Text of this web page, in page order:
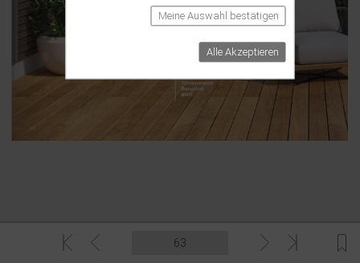
Meine Auswahl bestätigen
Alle Akzeptieren